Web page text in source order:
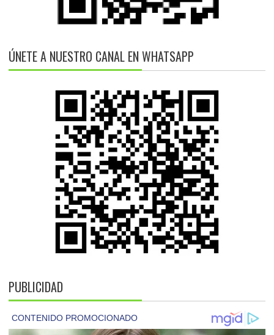
ÚNETE A NUESTRO CANAL EN WHATSAPP
PUBLICIDAD